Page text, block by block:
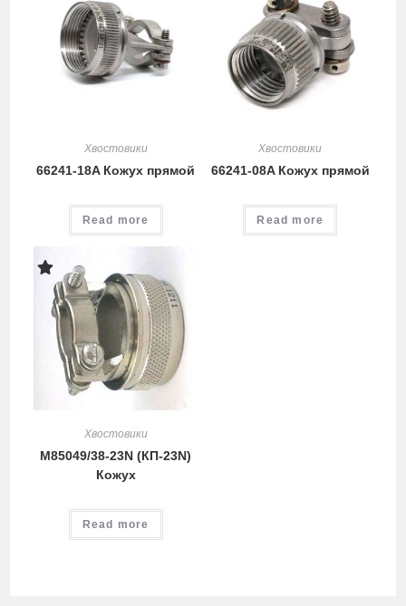
Хвостовики
66241-18A Кожух прямой
Read more
Хвостовики
66241-08A Кожух прямой
Read more
Хвостовики
M85049/38-23N (КП-23N)
Кожух
Read more